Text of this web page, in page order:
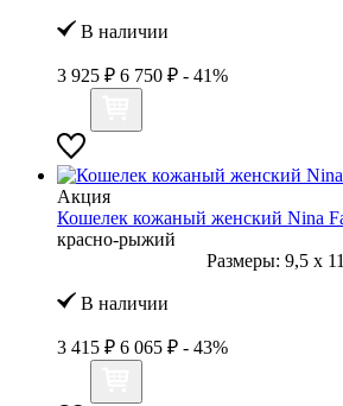
В наличии
3 925 ₽ 6 750 ₽ - 41%
Акция
Кошелек кожаный женский Nina
красно-рыжий
Размеры: 9,5 x 11
В наличии
3 415 ₽ 6 065 ₽ - 43%